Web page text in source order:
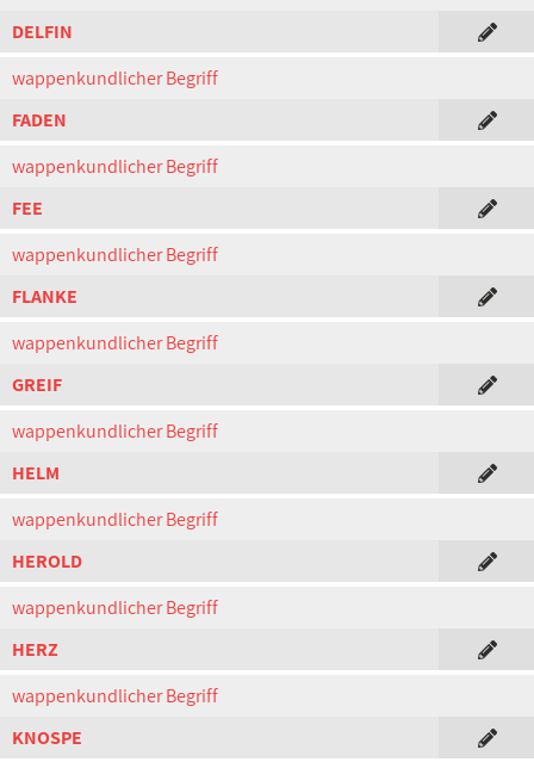
DELFIN
wappenkundlicher Begriff
FADEN
wappenkundlicher Begriff
FEE
wappenkundlicher Begriff
FLANKE
wappenkundlicher Begriff
GREIF
wappenkundlicher Begriff
HELM
wappenkundlicher Begriff
HEROLD
wappenkundlicher Begriff
HERZ
wappenkundlicher Begriff
KNOSPE